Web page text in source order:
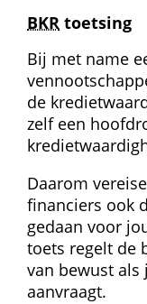
BKR toetsing
Bij met name
de
zelf een
Daarom
financiers ook
gedaan voor
toets regelt de
van bewust als
aanvraagt.